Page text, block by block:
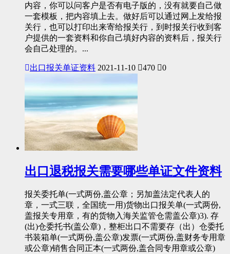
内容，你可以问客户是否有电子版的，没有就要自己做
一套模板，把内容填上去。做好后可以通过网上发给报
关行，也可以打印出来寄给报关行，到时报关行收到客
户提供的一套资料和你自己填好内容的资料后，报关行
会自己处理的。...
出口报关单证资料 2021-11-10 470 0
出口退税报关需要哪些单证文件资料
报关委托单(一式两份,盖公章；另加盖法定代表人的
章，一式三联，全国统一用)货物出口报关单(一式两份,
盖报关专用章，有的货物入海关监管仓需盖公章)3). 存
(出)仓委托书(盖公章)，整柜出口不需要存（出）仓委托
书装箱单(一式两份,盖公章)发票(一式两份,盖财务专用章
或公章)销售合同正本(一式两份,盖合同专用章或公章)